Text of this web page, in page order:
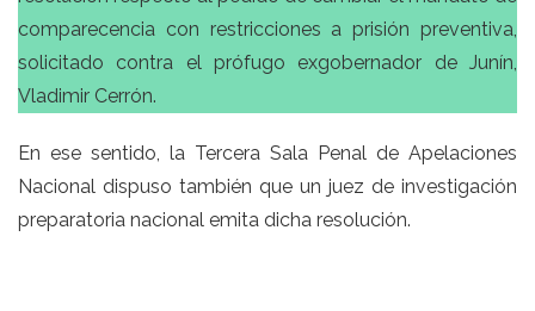
comparecencia con restricciones a prisión preventiva,
solicitado contra el prófugo exgobernador de Junín,
Vladimir Cerrón.
En ese sentido, la Tercera Sala Penal de Apelaciones
Nacional dispuso también que un juez de investigación
preparatoria nacional emita dicha resolución.